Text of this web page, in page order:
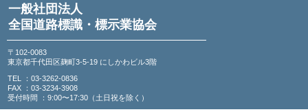
一般社団法人
全国道路標識・標示業協会
〒102-0083
東京都千代田区麹町3-5-19 にしかわビル3階
TEL ：03-3262-0836
FAX ：03-3234-3908
受付時間 ：9:00〜17:30（土日祝を除く）